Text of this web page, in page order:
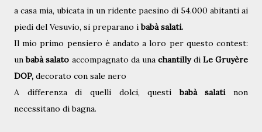
a casa mia, ubicata in un ridente paesino di 54.000 abitanti ai
piedi del Vesuvio, si preparano ibabà salati.
Il mio primo pensiero è andato a loro per questo contest:
unbabà salato accompagnato da unachantillydi Le Gruyère
DOP, decorato con sale nero
A differenza di quelli dolci, questibabà salati non
necessitano di bagna.